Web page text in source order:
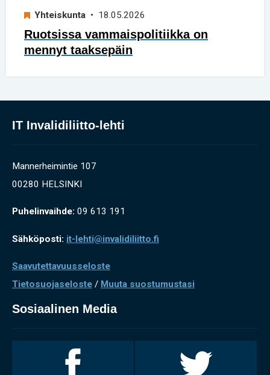
Yhteiskunta • 18.05.2026
Ruotsissa vammaispolitiikka on
mennyt taaksepäin
IT Invalidiliitto-lehti
Mannerheimintie 107
00280 HELSINKI
Puhelinvaihde: 09 613 191
Sähköposti: it-lehti@invalidiliitto.fi
Saavutettavuusseloste
Tietosuojaseloste / Muuta suostumustasi
Sosiaalinen Media
Facebookissa
Twitterissä